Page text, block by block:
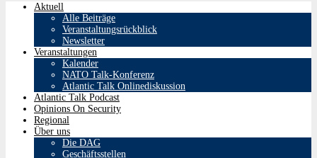
Aktuell
Alle Beiträge
Veranstaltungsrückblick
Newsletter
Veranstaltungen
Kalender
NATO Talk-Konferenz
Atlantic Talk Onlinediskussion
Atlantic Talk Podcast
Opinions On Security
Regional
Über uns
Die DAG
Geschäftsstellen